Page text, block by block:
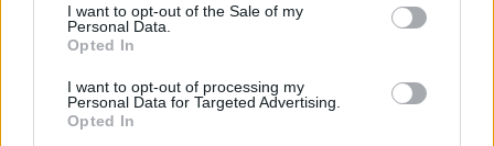
I want to opt-out of the Sale of my
Personal Data.
Opted In
I want to opt-out of processing my
Personal Data for Targeted Advertising.
Opted In
Edellinen artikkeli
Real Madrid veti lopussa maton
Bayernin jalkojen alta –
semifinaali kääntyi Bayern-vahti
Bayer Leverkusen pidensi
tappiottoman putkensa 50